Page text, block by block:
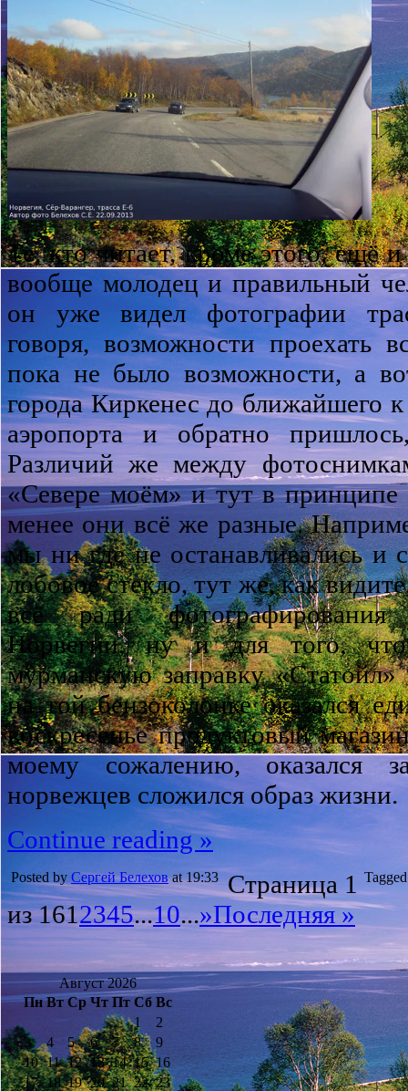
Те, кто читает, кроме этого, ещё
вообще молодец и правильный
он уже видел фотографии
говоря, возможности проехать
пока не было возможности, а
города Киркенес до ближайшего
аэропорта и обратно
Различий же между
«Севере моём» и тут в
менее они всё же разные.
мы ни где не останавливались и
лобовое стекло, тут же, как
всё ради
Норвегии, ну и для того,
мурманскую заправку
на той бензоколонке оказался
воскресенье продуктовый
моему сожалению, оказался
норвежцев сложился образ жизни.
Continue reading »
Posted by Сергей Белеховat 19:33 Страница 1
из 1612345...10...»Последняя »
Август 2026
Пн Вт Ср Чт Пт Сб Вс
1
2
3
4 5 6 7 8
9
10 11 12 13 14 15 16
17 18 19 20 21 22 23